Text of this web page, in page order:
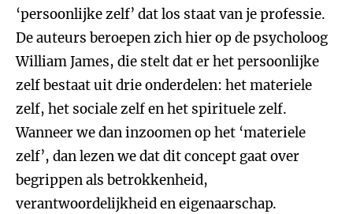
‘persoonlijke zelf’ dat los staat van je professie.
De auteurs beroepen zich hier op de psycholoog
William James, die stelt dat er het persoonlijke
zelf bestaat uit drie onderdelen: het materiele
zelf, het sociale zelf en het spirituele zelf.
Wanneer we dan inzoomen op het ‘materiele
zelf’, dan lezen we dat dit concept gaat over
begrippen als betrokkenheid,
verantwoordelijkheid en eigenaarschap.